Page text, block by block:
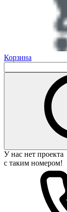
Корзина
У нас нет проекта
с таким номером!